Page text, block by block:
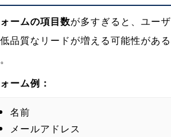
ームの項目数が多すぎると、ユー
品質なリードが増える可能性がある
ーム例：
名前
メールアドレス